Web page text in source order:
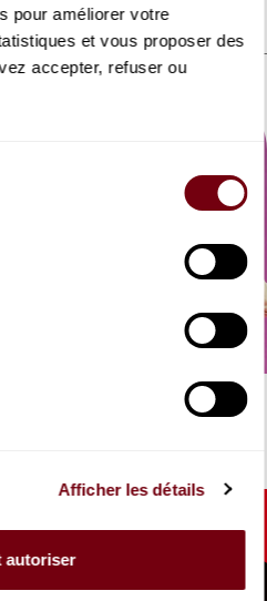
pour améliorer votre
et vous proposer des
accepter, refuser ou
Afficher les détails
autoriser
ALSO
public d'après Rossini
- Chants du
- à écouter
updates from the